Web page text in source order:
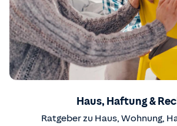
Haus, Haftung &
Ratgeber zu Haus, Wohnung,